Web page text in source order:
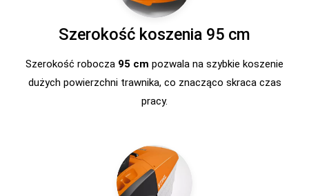
Szerokość koszenia 95 cm
Szerokość robocza 95 cm pozwala na szybkie koszenie
dużych powierzchni trawnika, co znacząco skraca czas
pracy.